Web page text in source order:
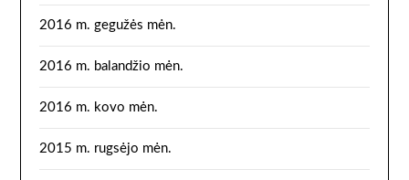
2016 m. gegužės mėn.
2016 m. balandžio mėn.
2016 m. kovo mėn.
2015 m. rugsėjo mėn.